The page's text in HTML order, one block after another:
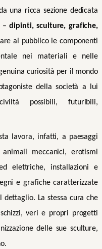
una ricca sezione dedicata
dipinti, sculture, grafiche,
al pubblico le componenti
nei materiali e nelle
curiosità per il mondo
della società a lui
possibili, futuribili,
lavora, infatti, a paesaggi
meccanici, erotismi
elettriche, installazioni e
e grafiche caratterizzate
La stessa cura che
veri e propri progetti
delle sue sculture,